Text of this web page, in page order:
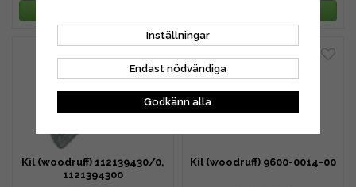
Kil (woodruff) 112139430/0,
1121394300
Kil (woodruff) 9600-0014-00
Inställningar
Endast nödvändiga
Godkänn alla